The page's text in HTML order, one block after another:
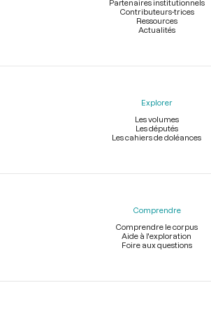
Partenaires institutionnels
Contributeurs-trices
Ressources
Actualités
Explorer
Les volumes
Les députés
Les cahiers de doléances
Comprendre
Comprendre le corpus
Aide à l'exploration
Foire aux questions